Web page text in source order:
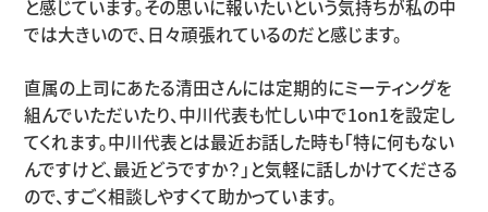
と感じています。その思いに報いたいという気持ちが私の中
では大きいので、日々頑張れているのだと感じます。
直属の上司にあたる清田さんには定期的にミーティングを
組んでいただいたり、中川代表も忙しい中で1on1を設定し
てくれます。中川代表とは最近お話した時も「特に何もない
んですけど、最近どうですか？」と気軽に話しかけてくださる
ので、すごく相談しやすくて助かっています。